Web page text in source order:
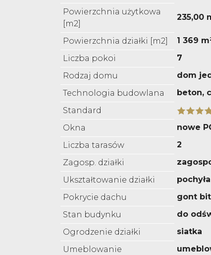
Powierzchnia użytkowa
[m2]
235,00
Powierzchnia działki [m2]
1 369
Liczba pokoi
7
Rodzaj domu
dom
Technologia budowlana
beton,
Standard
Okna
nowe
Liczba tarasów
2
Zagosp. działki
Ukształtowanie działki
pochyła
Pokrycie dachu
gont
Stan budynku
do
Ogrodzenie działki
siatka
Umeblowanie